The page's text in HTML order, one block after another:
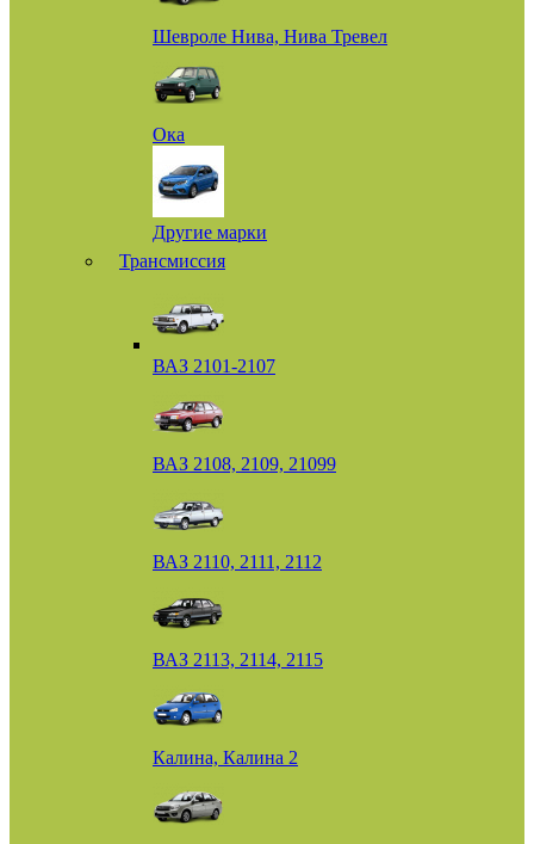
Шевроле Нива, Нива Тревел
Ока
Другие марки
Трансмиссия
ВАЗ 2101-2107
ВАЗ 2108, 2109, 21099
ВАЗ 2110, 2111, 2112
ВАЗ 2113, 2114, 2115
Калина, Калина 2